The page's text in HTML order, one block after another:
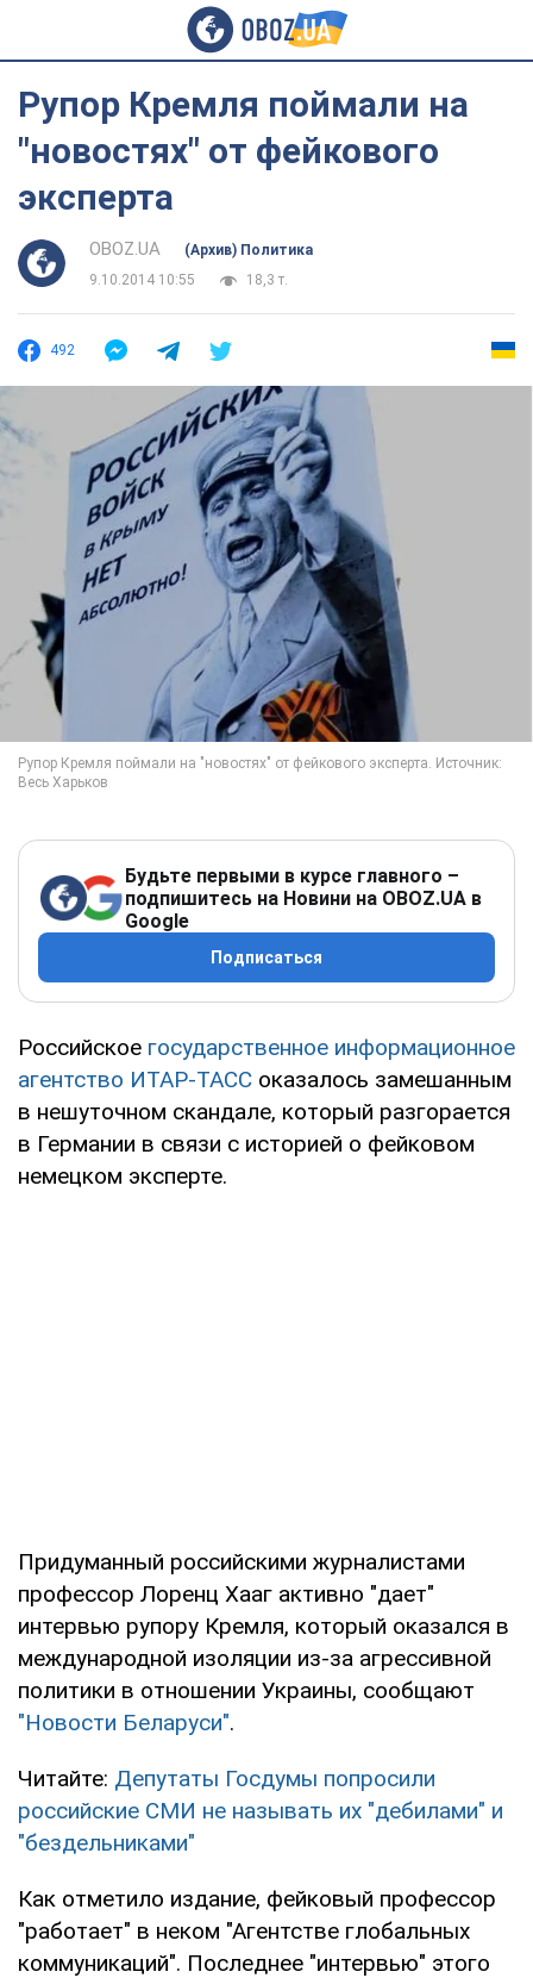
Рупор Кремля поймали на
"новостях" от фейкового
эксперта
OBOZ.UA
(Архив) Политика
9.10.2014 10:55
18,3 т.
492
Будьте первыми в курсе главного –
подпишитесь на Новини на OBOZ.UA в
Google
Подписаться
Российское государственное информационное
агентство ИТАР-ТАСС оказалось замешанным
в нешуточном скандале, который разгорается
в Германии в связи с историей о фейковом
немецком эксперте.
Придуманный российскими журналистами
профессор Лоренц Хааг активно "дает"
интервью рупору Кремля, который оказался в
международной изоляции из-за агрессивной
политики в отношении Украины, сообщают
"Новости Беларуси".
Читайте: Депутаты Госдумы попросили
российские СМИ не называть их "дебилами" и
"бездельниками"
Как отметило издание, фейковый профессор
"работает" в неком "Агентстве глобальных
коммуникаций". Последнее "интервью" этого